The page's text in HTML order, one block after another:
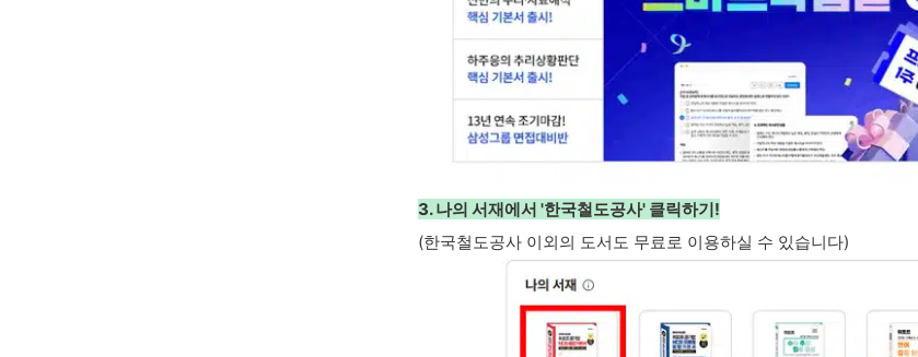
3. 나의 서재에서 '한국철도공사' 클릭하기!
(한국철도공사 이외의 도서도 무료로 이용하실 수 있습니다)